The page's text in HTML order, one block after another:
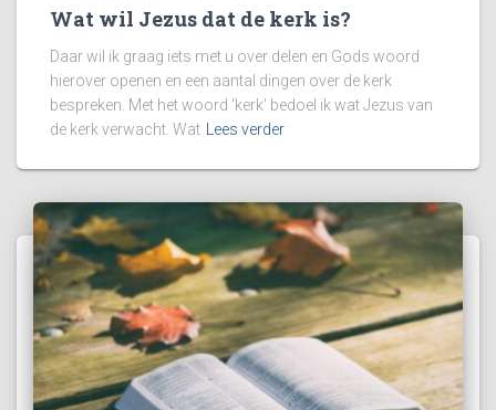
Wat wil Jezus dat de kerk is?
Daar wil ik graag iets met u over delen en Gods woord
hierover openen en een aantal dingen over de kerk
bespreken. Met het woord ‘kerk’ bedoel ik wat Jezus van
de kerk verwacht. Wat
Lees verder